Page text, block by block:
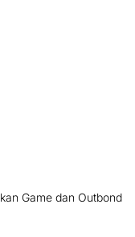
Game dan Outbond